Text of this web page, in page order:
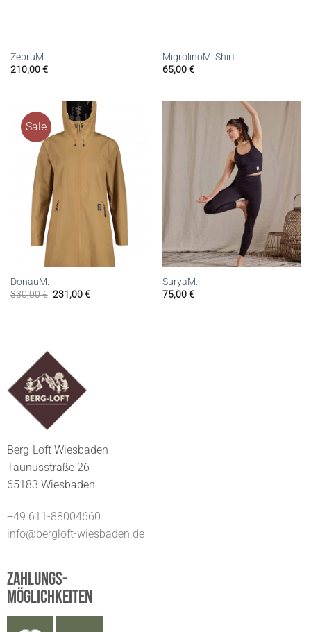
ZebruM.
210,00€
MigrolinoM. Shirt
65,00€
Sale
DonauM.
330,00€ 231,00€
SuryaM.
75,00€
Berg-Loft Wiesbaden
Taunusstraße 26
65183 Wiesbaden
+49 611-88004660
info@bergloft-wiesbaden.de
Zahlungs-
möglichkeiten